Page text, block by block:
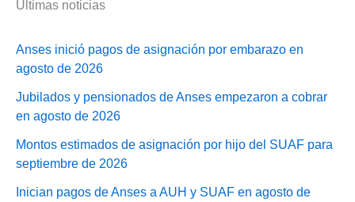
Últimas noticias
Anses inició pagos de asignación por embarazo en
agosto de 2026
Jubilados y pensionados de Anses empezaron a cobrar
en agosto de 2026
Montos estimados de asignación por hijo del SUAF para
septiembre de 2026
Inician pagos de Anses a AUH y SUAF en agosto de